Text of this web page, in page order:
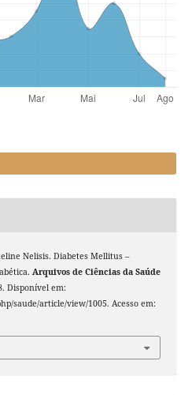
Nelisis. Diabetes Mellitus –
Arquivos de Ciências da Saúde
Disponível em:
saude/article/view/1005. Acesso em: